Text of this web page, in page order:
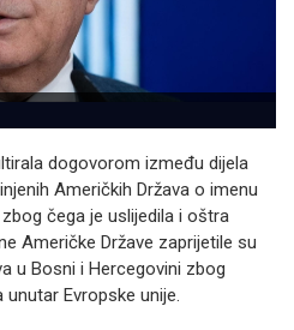
dogovorom između dijela
Američkih Država o imenu
čega je uslijedila i oštra
Američke Države zaprijetile su
u Bosni i Hercegovini zbog
Evropske unije.